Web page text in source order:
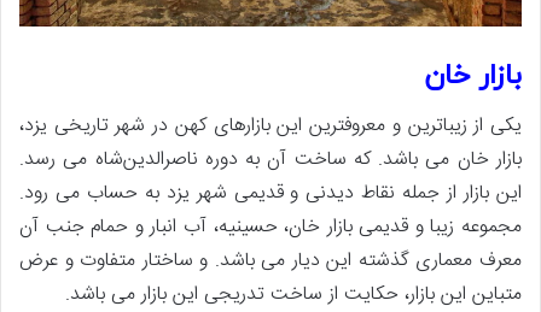
بازار خان
یکی از زیباترین و معروفترین این بازارهای کهن در شهر تاریخی یزد،
بازار خان می باشد. که ساخت آن به دوره ناصرالدین‌شاه می رسد.
این بازار از جمله نقاط دیدنی و قدیمی شهر یزد به حساب می رود.
مجموعه زیبا و قدیمی بازار خان، حسینیه، آب انبار و حمام جنب آن
معرف معماری گذشته این دیار می باشد. و ساختار متفاوت و عرض
متباین این بازار، حکایت از ساخت تدریجی‌ این بازار می باشد.